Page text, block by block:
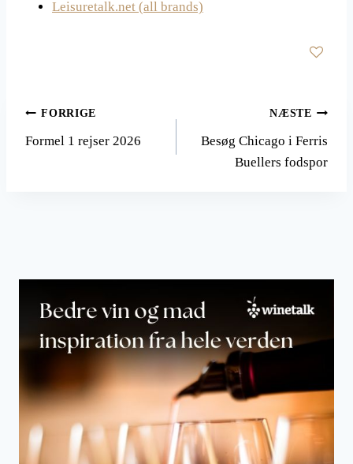
Leisuretalk.net (all brands)
Indlægsnavigation
FORRIGE
Formel 1 rejser 2026
NÆSTE
Besøg Chicago i Ferris
Buellers fodspor